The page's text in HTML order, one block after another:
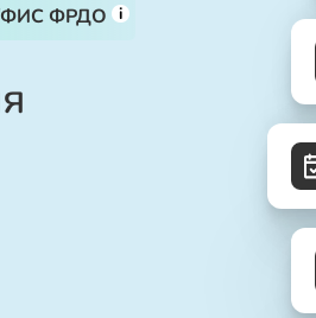
ФИС ФРДО i